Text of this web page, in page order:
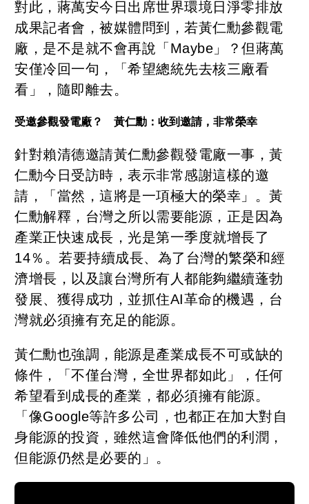
對此，蔣萬安今日出席世界環境日淨零排放
成果記者會，被媒體問到，若黃仁勳參觀電
廠，是不是就不會再說「Maybe」？但蔣萬
安僅冷回一句，「希望總統先去核三廠看
看」，隨即離去。
受邀參觀發電廠？ 黃仁勳：收到邀請，非常榮幸
針對賴清德邀請黃仁勳參觀發電廠一事，黃
仁勳今日受訪時，表示非常感謝這樣的邀
請，「當然，這將是一項極大的榮幸」。黃
仁勳解釋，台灣之所以需要能源，正是因為
產業正快速成長，光是第一季度就增長了
14％。若要持續成長、為了台灣的繁榮和經
濟增長，以及讓台灣所有人都能夠繼續蓬勃
發展、獲得成功，並抓住AI革命的機遇，台
灣就必須擁有充足的能源。
黃仁勳也強調，能源是產業成長不可或缺的
條件，「不僅台灣，全世界都如此」，任何
希望看到成長的產業，都必須擁有能源。
「像Google等許多公司，也都正在加大對自
身能源的投資，雖然這會降低他們的利潤，
但能源仍然是必要的」。